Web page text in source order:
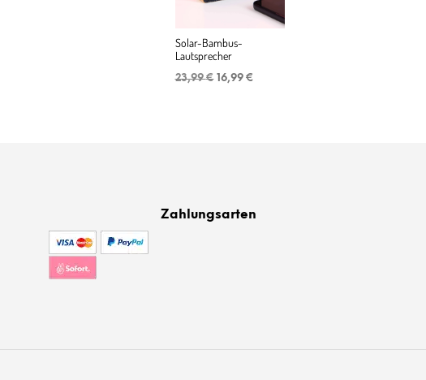
Solar-Bambus-
Lautsprecher
23,99€ Ursprünglicher
16,99 €
Zahlungsarten